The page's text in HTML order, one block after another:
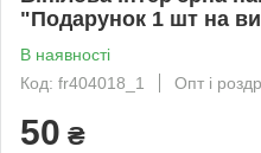
"Подарунок 1 шт на
В наявності
Код: fr404018_1
Опт і
50 ₴